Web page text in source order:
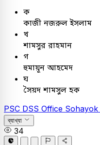
ক
কাজী নজরুল ইসলাম
খ
শামসুর রাহমান
গ
হুমায়ূন আহমেদ
ঘ
সৈয়দ শামসুল হক
PSC DSS Office Sohayok
ব্যাখ্যা
34